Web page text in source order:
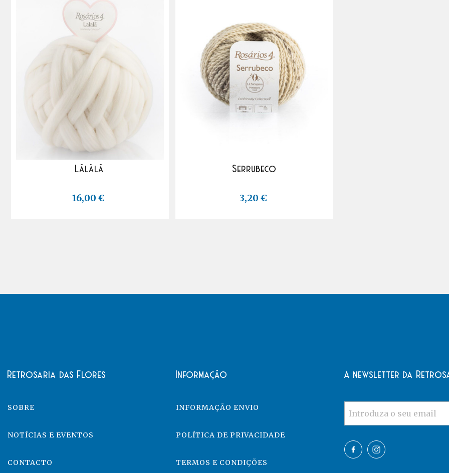
Lãlãlã
16,00 €
Serrubeco
3,20 €
Retrosaria das Flores
SOBRE
NOTÍCIAS E EVENTOS
CONTACTO
Informação
INFORMAÇÃO ENVIO
POLÍTICA DE PRIVACIDADE
TERMOS E CONDIÇÕES
A newsletter da